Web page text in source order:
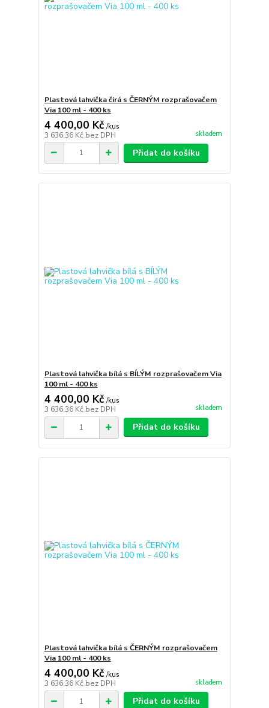
Plastová lahvička čirá s ČERNÝM rozprašovačem
Via 100 ml - 400 ks
4 400,00 Kč /kus
3 636,36 Kč bez DPH skladem
Přidat do košíku
Plastová lahvička bílá s BÍLÝM rozprašovačem Via
100 ml - 400 ks
4 400,00 Kč /kus
3 636,36 Kč bez DPH skladem
Přidat do košíku
Plastová lahvička bílá s ČERNÝM rozprašovačem
Via 100 ml - 400 ks
4 400,00 Kč /kus
3 636,36 Kč bez DPH skladem
Přidat do košíku